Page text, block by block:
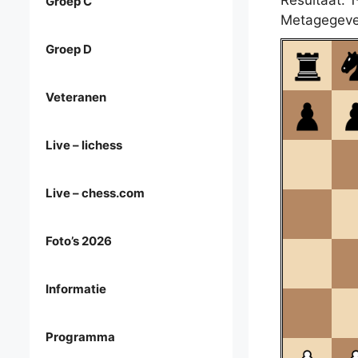
Groep D
Veteranen
Live – lichess
Live – chess.com
Foto’s 2026
Informatie
Programma